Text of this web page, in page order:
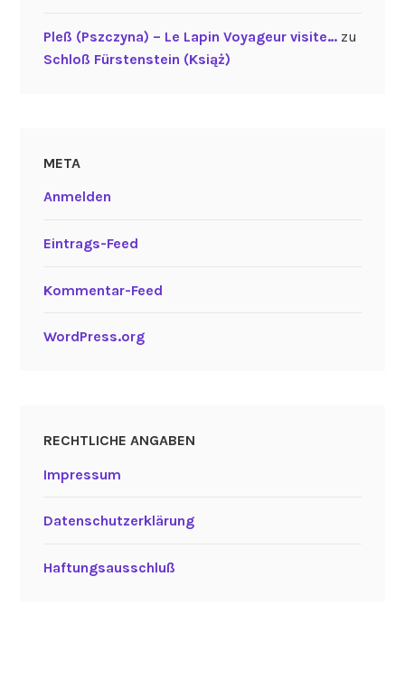
Pleß (Pszczyna) – Le Lapin Voyageur visite…zu
Schloß Fürstenstein (Książ)
META
Anmelden
Eintrags-Feed
Kommentar-Feed
WordPress.org
RECHTLICHE ANGABEN
Impressum
Datenschutzerklärung
Haftungsausschluß